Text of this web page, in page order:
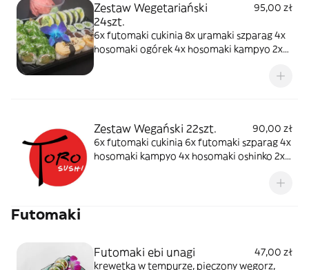
Zestaw Wegetariański
24szt.
95,00 zł
6x futomaki cukinia 8x uramaki szparag 4x
hosomaki ogórek 4x hosomaki kampyo 2x
Zestaw Wegański 22szt.
90,00 zł
6x futomaki cukinia 6x futomaki szparag 4x
hosomaki kampyo 4x hosomaki oshinko 2x
Futomaki
Futomaki ebi unagi
47,00 zł
krewetka w tempurze, pieczony węgorz,